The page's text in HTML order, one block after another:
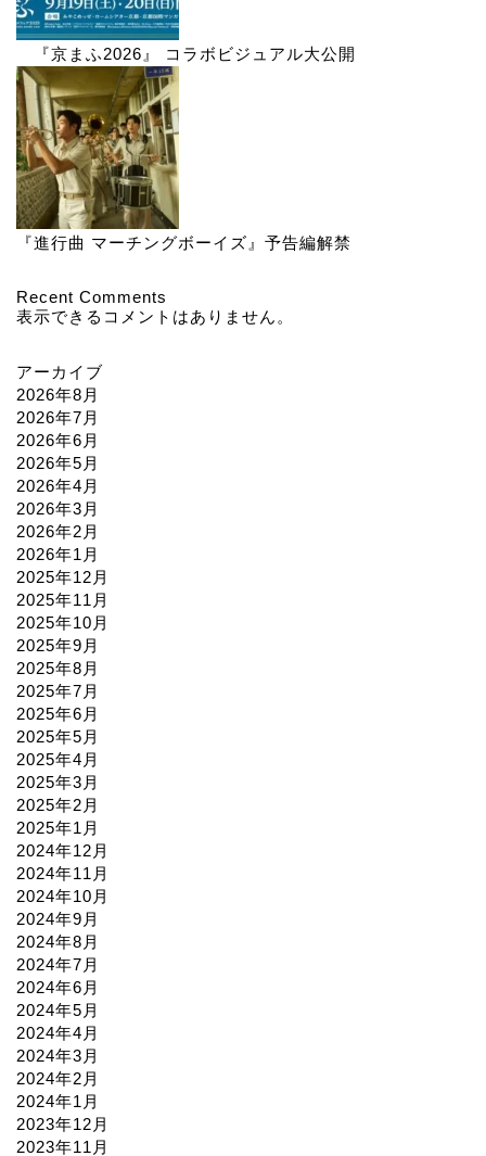
『京まふ2026』 コラボビジュアル大公開
『進行曲 マーチングボーイズ』予告編解禁
Recent Comments
表示できるコメントはありません。
アーカイブ
2026年8月
2026年7月
2026年6月
2026年5月
2026年4月
2026年3月
2026年2月
2026年1月
2025年12月
2025年11月
2025年10月
2025年9月
2025年8月
2025年7月
2025年6月
2025年5月
2025年4月
2025年3月
2025年2月
2025年1月
2024年12月
2024年11月
2024年10月
2024年9月
2024年8月
2024年7月
2024年6月
2024年5月
2024年4月
2024年3月
2024年2月
2024年1月
2023年12月
2023年11月